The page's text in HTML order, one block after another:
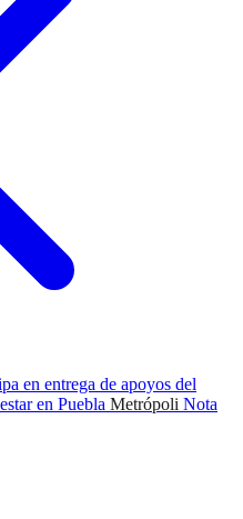
en entrega de apoyos del
en Puebla Metrópoli Nota